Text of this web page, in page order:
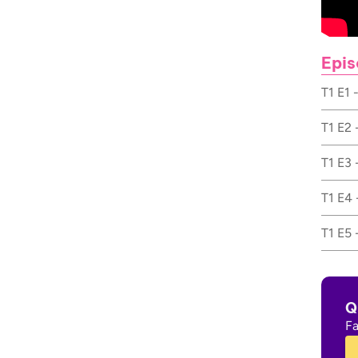
T1 E1
T1 E2
T1 E3
T1 E4
T1 E5